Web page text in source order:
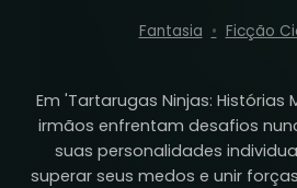
Fantasia Ficção
Em 'Tartarugas Ninjas: Histórias
irmãos enfrentam desafios
suas personalidades
superar seus medos e unir